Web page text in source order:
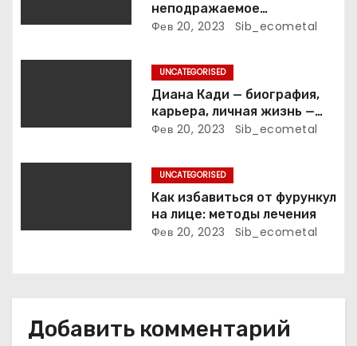
п
и
я
неподражаемое
вокзальное
оценочно-аналитическое
общепостижимое явление
известной русской
поэтессы
Фев 20, 2023 Sib_ecometal
UNCATEGORISED
Диана Кади — биография,
карьера, личная жизнь —
актуальная информация
Фев 20, 2023 Sib_ecometal
UNCATEGORISED
Как избавиться от фурункул
на лице: методы лечения
Фев 20, 2023 Sib_ecometal
Добавить комментарий